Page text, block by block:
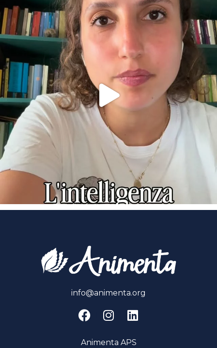
info@animenta.org
Animenta APS